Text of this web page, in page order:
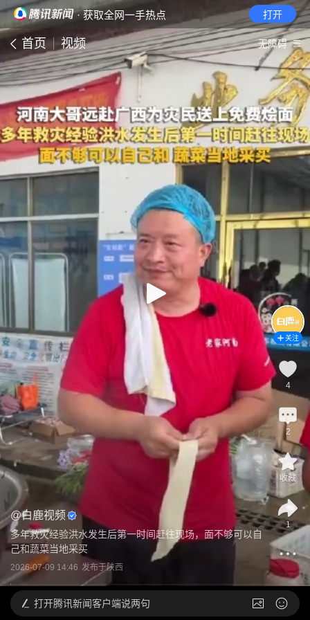
· 获取全网一手热点 打开
首页 视频 无障碍
@白鹿视频
多年救灾经验洪水发生后第一时间赶往现场，面不够可以自
己和蔬菜当地采买
2026-07-09 14:46 发布于陕西
关注
4
2
收藏
1
打开腾讯新闻客户端说两句